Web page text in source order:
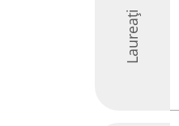
Laureați